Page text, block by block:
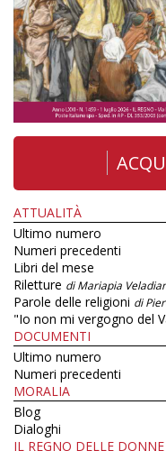
ATTUALITÀ
Ultimo numero
Numeri precedenti
Libri del mese
Riletture di Mariapia
Parole delle religioni di
"Io non mi vergogno del
DOCUMENTI
Ultimo numero
Numeri precedenti
MORALIA
Blog
Dialoghi
IL REGNO DELLE DONNE